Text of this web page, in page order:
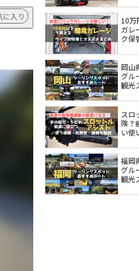
に入り
10万
ガレ
ク保
岡山
グル
観光
スロ
険？
い使
福岡
グル
観光